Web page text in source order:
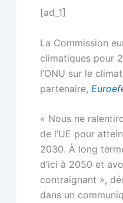
[ad_1]
La Commission
climatiques pour
l’ONU sur le
partenaire,
« Nous ne
de l’UE pour
2030. À long
d’ici à 2050 et
contraignant »,
dans un